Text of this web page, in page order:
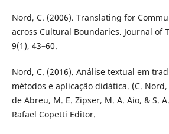
Nord, C. (2006). Translating for
across Cultural Boundaries. Journal of
9(1), 43–60.
Nord, C. (2016). Análise textual em
métodos e aplicação didática. (C. Nord,
de Abreu, M. E. Zipser, M. A. Aio, & S.
Rafael Copetti Editor.